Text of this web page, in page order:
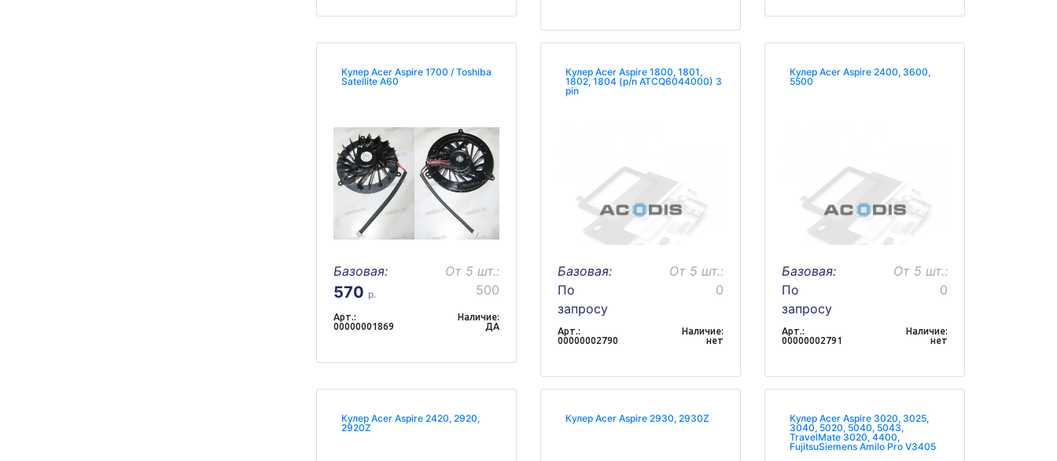
Кулер Acer Aspire 1700 / Toshiba
Satellite A60
Базовая:
570 р.
От 5 шт.:
500
Арт.:
00000001869
Наличие:
ДА
Кулер Acer Aspire 1800, 1801,
1802, 1804 (p/n ATCQ6044000) 3
pin
Базовая:
По
запросу
От 5 шт.:
0
Арт.:
00000002790
Наличие:
нет
Кулер Acer Aspire 2400, 3600,
5500
Базовая:
По
запросу
От 5 шт.:
0
Арт.:
00000002791
Наличие:
нет
Кулер Acer Aspire 2420, 2920,
2920Z
Кулер Acer Aspire 2930, 2930Z
Кулер Acer Aspire 3020, 3025,
3040, 5020, 5040, 5043,
TravelMate 3020, 4400,
FujitsuSiemens Amilo Pro V3405